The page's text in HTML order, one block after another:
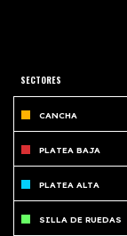
SECTORES
CANCHA
PLATEA BAJA
PLATEA ALTA
SILLA DE RUEDAS